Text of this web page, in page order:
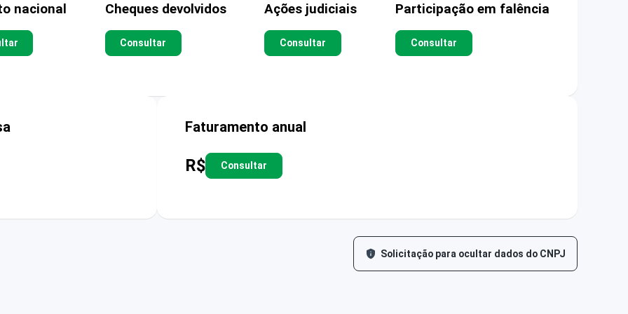
nacional Cheques devolvidos
Consultar
Ações judiciais
Consultar
Participação em falência
Consultar
Faturamento anual
R$ Consultar
Solicitação para ocultar dados do CNPJ